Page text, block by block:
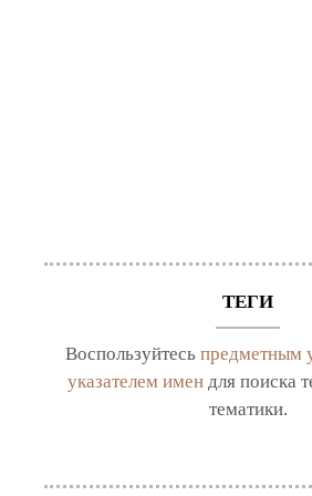
ТЕГИ
Воспользуйтесь предметным
указателем имендля поиска
тематики.